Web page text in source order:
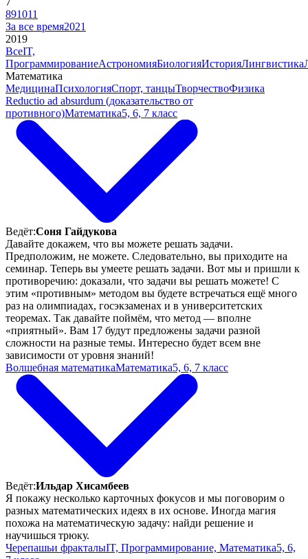
891011
За все время2021
2019
ВсеIT,
ПрограммированиеАстрономияБиологияИсторияЛингвистика
Математика
МедицинаПсихологияСпорт, танцыТворчествоФизика
Reductio ad absurdum (доказательство от
противного)Математика5, 6, 7 класс
Ведёт:Соня Гайдукова
Давайте докажем, что вы можете решать задачи.
Предположим, не можете. Следовательно, вы приходите на
семинар. Теперь вы умеете решать задачи. Вот мы и пришли к
противоречию: доказали, что задачи вы решать можете! С
этим «противным» методом вы будете встречаться ещё много
раз на олимпиадах, госэкзаменах и в университетских
теоремах. Так давайте поймём, что метод — вполне
«приятный». Вам 17 будут предложены задачи разной
сложности на разные темы. Интересно будет всем вне
зависимости от уровня знаний!
Волшебная математикаМатематика5, 6, 7 класс
Ведёт:Ильдар Хисамбеев
Я покажу несколько карточных фокусов и мы поговорим о
разных математических идеях в их основе. Иногда магия
похожа на математическую задачу: найди решение и
научишься трюку.
Черепашьи фракталыIT, Программирование, Математика5, 6,